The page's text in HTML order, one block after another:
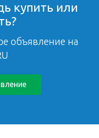
купить или
объявление на